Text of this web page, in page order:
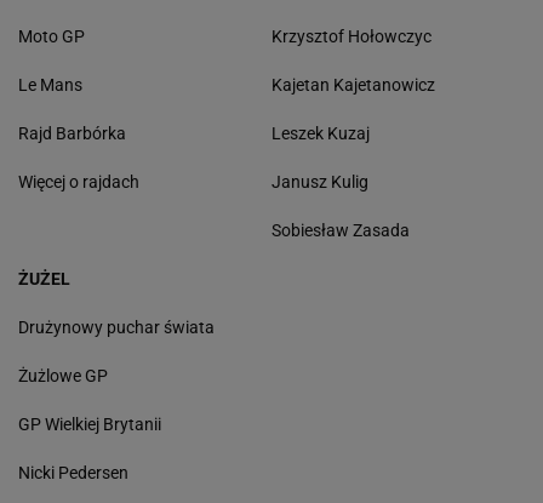
Moto GP
Le Mans
Rajd Barbórka
Więcej o rajdach
Krzysztof Hołowczyc
Kajetan Kajetanowicz
Leszek Kuzaj
Janusz Kulig
Sobiesław Zasada
ŻUŻEL
Drużynowy puchar świata
Żużlowe GP
GP Wielkiej Brytanii
Nicki Pedersen